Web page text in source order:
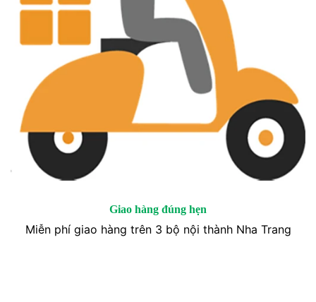
Giao hàng đúng hẹn
Miễn phí giao hàng trên 3 bộ nội thành Nha Trang